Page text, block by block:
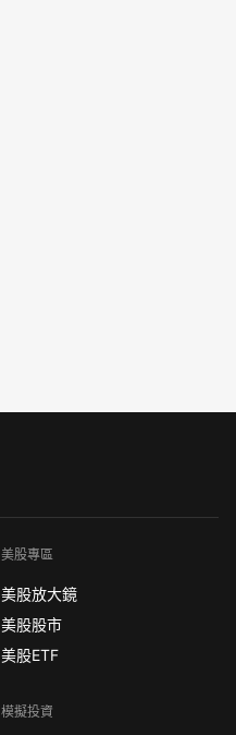
美股專區
美股放大鏡
美股股市
美股ETF
模擬投資